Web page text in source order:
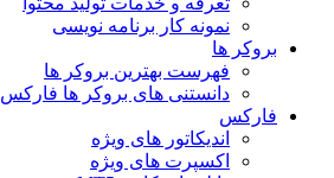
نمونه کار برنامه نویسی
بروکر ها
فهرست بهترین بروکر ها
دانستنی های بروکر ها فارکس
فارکس
اندیکاتور های ویژه
اکسپرت های ویژه